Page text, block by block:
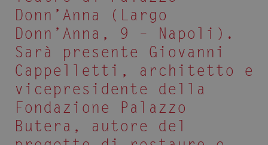
Donn’Anna (Largo
Donn’Anna, 9 – Napoli).
Sarà presente Giovanni
Cappelletti, architetto e
vicepresidente della
Fondazione Palazzo
Butera, autore del